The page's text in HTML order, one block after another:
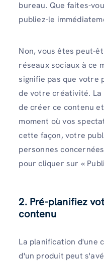
bureau. Que faites-
publiez-le
Non, vous êtes peut-
réseaux sociaux à ce
signifie pas que votre
de votre créativité.
de créer ce contenu
moment où vos
cette façon, votre
personnes
pour cliquer sur «
2. Pré-planifiez
contenu
La planification d'une
d'un produit peut